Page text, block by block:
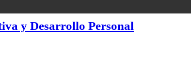
y Desarrollo Personal